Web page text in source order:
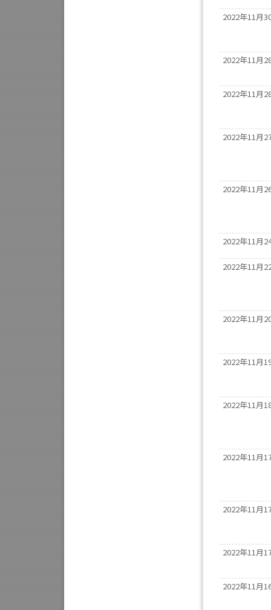
2022年11月
2022年11月
2022年11月
2022年11月
2022年11月
2022年11月
2022年11月
2022年11月
2022年11月
2022年11月
2022年11月
2022年11月
2022年11月
2022年11月